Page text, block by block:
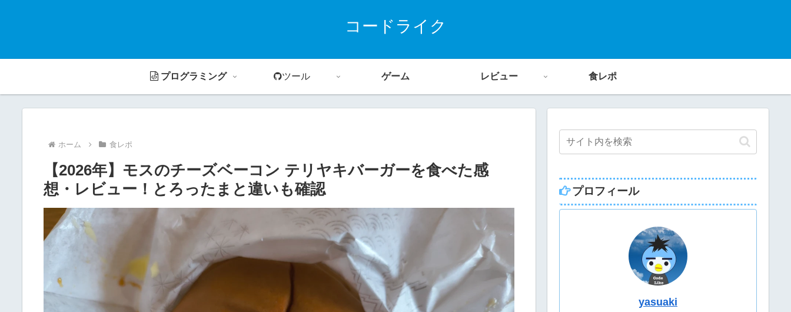
コードライク
プログラミング ツール ゲーム レビュー 食レポ
ホーム 食レポ
【2026年】モスのチーズベーコン テリヤキバーガーを食べた感
想・レビュー！とろったまと違いも確認
プロフィール
yasuaki